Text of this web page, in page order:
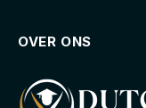
OVER ONS